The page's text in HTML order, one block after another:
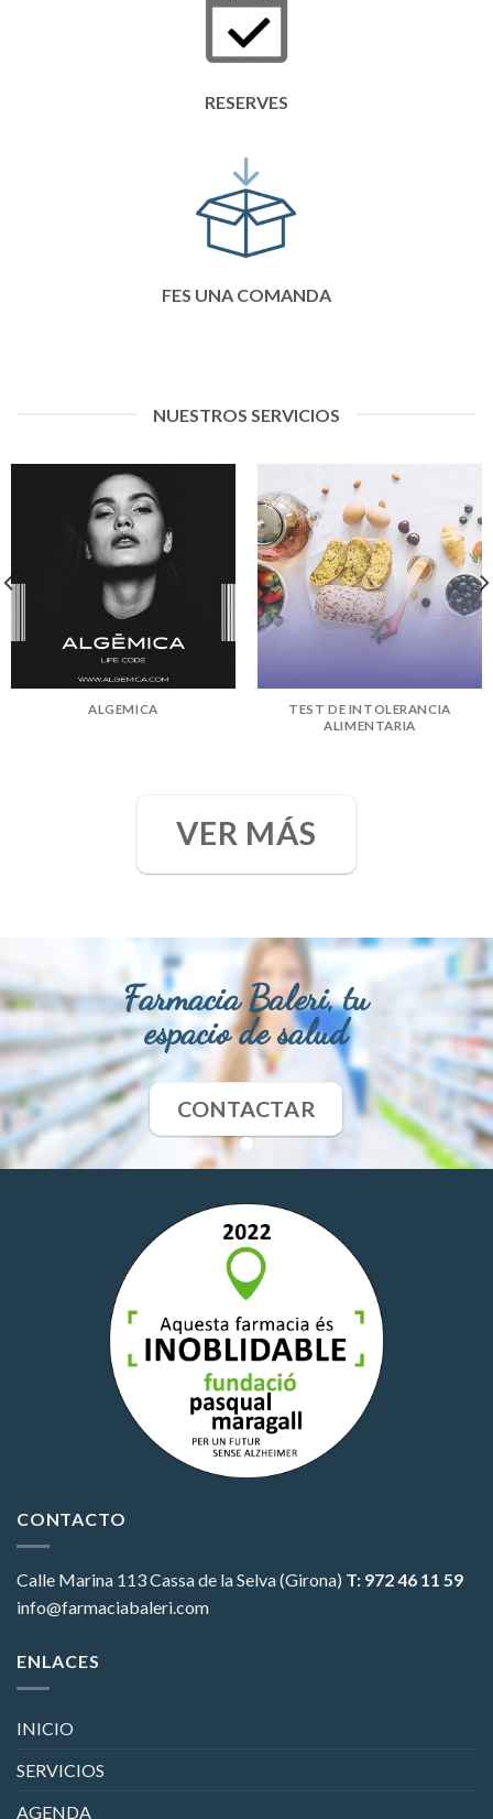
RESERVES
FES UNA COMANDA
NUESTROS SERVICIOS
ALGEMICA
TEST DE INTOLERANCIA
ALIMENTARIA
VER MÁS
Farmacia Baleri, tu
espacio de salud
CONTACTAR
CONTACTO
Calle Marina 113Cassa de la Selva (Girona) T: 972 46 11 59
info@farmaciabaleri.com
ENLACES
INICIO
SERVICIOS
AGENDA